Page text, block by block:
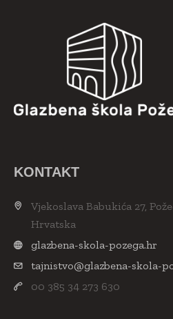
KONTAKT
Vjekoslava Babukića 27,
Hrvatska
glazbena-skola-pozega.hr
tajnistvo@glazbena-skola-
00 385 34 273 630